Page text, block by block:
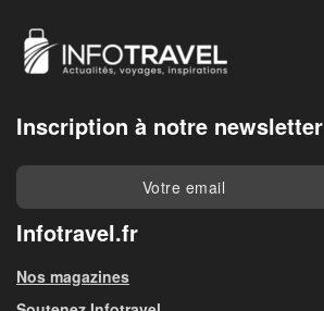
Inscription à notre newsletter
Infotravel.fr
Nos magazines